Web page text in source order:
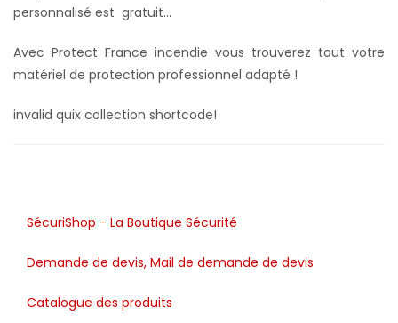
personnalisé est gratuit...
Avec Protect France incendie vous trouverez tout votre
matériel de protection professionnel adapté !
invalid quix collection shortcode!
SécuriShop - La Boutique Sécurité
Demande de devis, Mail de demande de devis
Catalogue des produits